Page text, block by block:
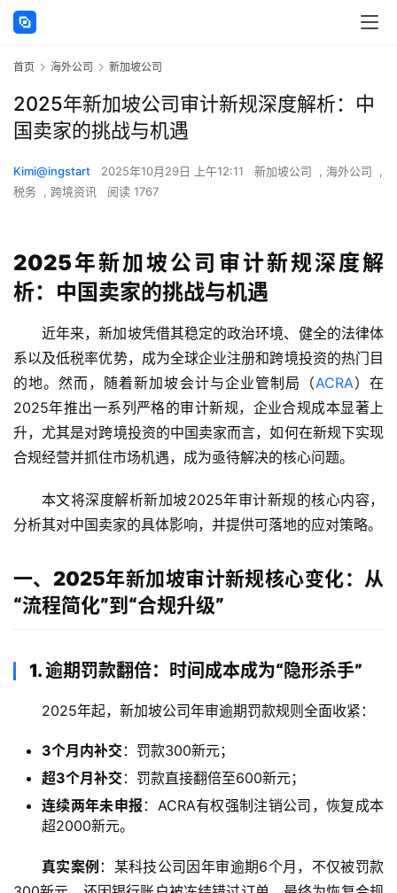
首页 海外公司 新加坡公司
2025年新加坡公司审计新规深度解析：中
国卖家的挑战与机遇
Kimi@ingstart 2025年10月29日 上午12:11 新加坡公司 , 海外公司
,
税务 , 跨境资讯 阅读 1767
2025年新加坡公司审计新规深度解
析：中国卖家的挑战与机遇
近年来，新加坡凭借其稳定的政治环境、健全的法律体
系以及低税率优势，成为全球企业注册和跨境投资的热门目
的地。然而，随着新加坡会计与企业管制局（ACRA）在
2025年推出一系列严格的审计新规，企业合规成本显著上
升，尤其是对跨境投资的中国卖家而言，如何在新规下实现
合规经营并抓住市场机遇，成为亟待解决的核心问题。
本文将深度解析新加坡2025年审计新规的核心内容，
分析其对中国卖家的具体影响，并提供可落地的应对策略。
一、2025年新加坡审计新规核心变化：从
“流程简化”到“合规升级”
1. 逾期罚款翻倍：时间成本成为“隐形杀手”
2025年起，新加坡公司年审逾期罚款规则全面收紧：
3个月内补交 ：罚款300新元；
超3个月补交 ：罚款直接翻倍至600新元；
连续两年未申报 ：ACRA有权强制注销公司，恢复成本
超2000新元。
真实案例 ：某科技公司因年审逾期6个月，不仅被罚款